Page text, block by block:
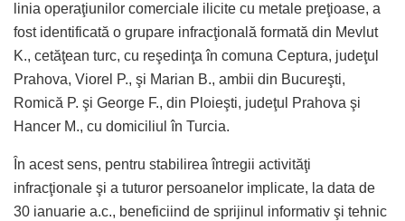
linia operaţiunilor comerciale ilicite cu metale preţioase, a
fost identificată o grupare infracţională formată din Mevlut
K., cetăţean turc, cu reşedinţa în comuna Ceptura, judeţul
Prahova, Viorel P., şi Marian B., ambii din Bucureşti,
Romică P. şi George F., din Ploieşti, judeţul Prahova şi
Hancer M., cu domiciliul în Turcia.
În acest sens, pentru stabilirea întregii activităţi
infracţionale şi a tuturor persoanelor implicate, la data de
30 ianuarie a.c., beneficiind de sprijinul informativ şi tehnic